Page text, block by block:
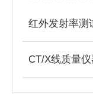
红外发射率测
CT/X线质量